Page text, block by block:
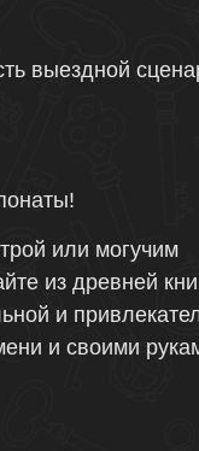
выездной
или могучим
из древней
и
и своими